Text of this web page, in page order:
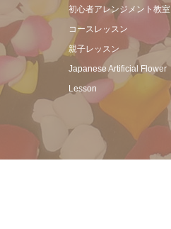
初心者アレンジメント教室
コースレッスン
親子レッスン
Japanese Artificial Flower
Lesson